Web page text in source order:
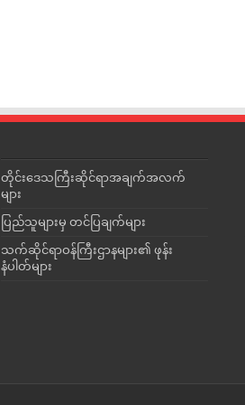
တိုင်းဒေသကြီးဆိုင်ရာအချက်အလက်
များ
ပြည်သူများမှ တင်ပြချက်များ
သက်ဆိုင်ရာဝန်ကြီးဌာနများ၏ ဖုန်း
နံပါတ်များ